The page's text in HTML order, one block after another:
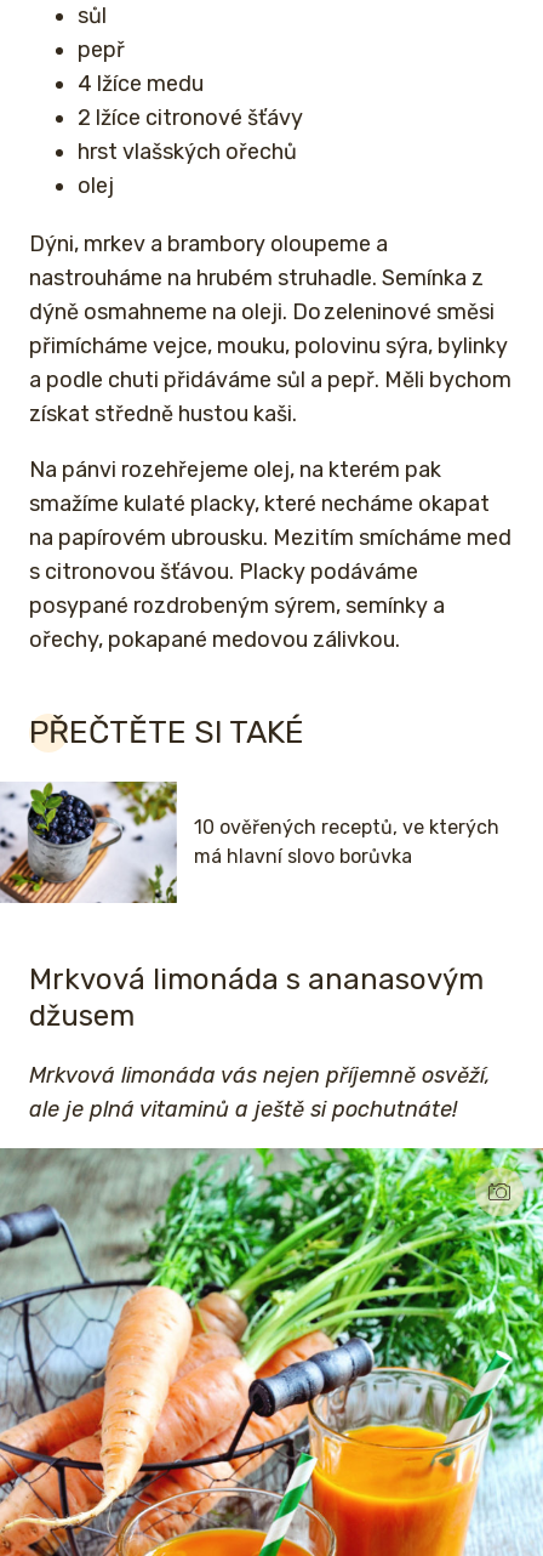
sůl
pepř
4 lžíce medu
2 lžíce citronové šťávy
hrst vlašských ořechů
olej
Dýni, mrkev a brambory oloupeme a
nastrouháme na hrubém struhadle. Semínka z
dýně osmahneme na oleji. Do zeleninové směsi
přimícháme vejce, mouku, polovinu sýra, bylinky
a podle chuti přidáváme sůl a pepř. Měli bychom
získat středně hustou kaši.
Na pánvi rozehřejeme olej, na kterém pak
smažíme kulaté placky, které necháme okapat
na papírovém ubrousku. Mezitím smícháme med
s citronovou šťávou. Placky podáváme
posypané rozdrobeným sýrem, semínky a
ořechy, pokapané medovou zálivkou.
PŘEČTĚTE SI TAKÉ
10 ověřených receptů, ve kterých
má hlavní slovo borůvka
Mrkvová limonáda s ananasovým
džusem
Mrkvová limonáda vás nejen příjemně osvěží,
ale je plná vitaminů a ještě si pochutnáte!